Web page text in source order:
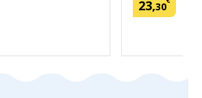
23,30